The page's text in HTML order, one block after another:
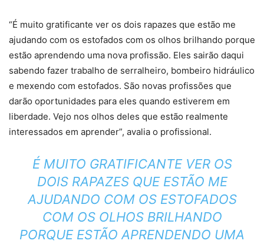
“É muito gratificante ver os dois rapazes que estão me
ajudando com os estofados com os olhos brilhando porque
estão aprendendo uma nova profissão. Eles sairão daqui
sabendo fazer trabalho de serralheiro, bombeiro hidráulico
e mexendo com estofados. São novas profissões que
darão oportunidades para eles quando estiverem em
liberdade. Vejo nos olhos deles que estão realmente
interessados em aprender”, avalia o profissional.
É MUITO GRATIFICANTE VER OS
DOIS RAPAZES QUE ESTÃO ME
AJUDANDO COM OS ESTOFADOS
COM OS OLHOS BRILHANDO
PORQUE ESTÃO APRENDENDO UMA